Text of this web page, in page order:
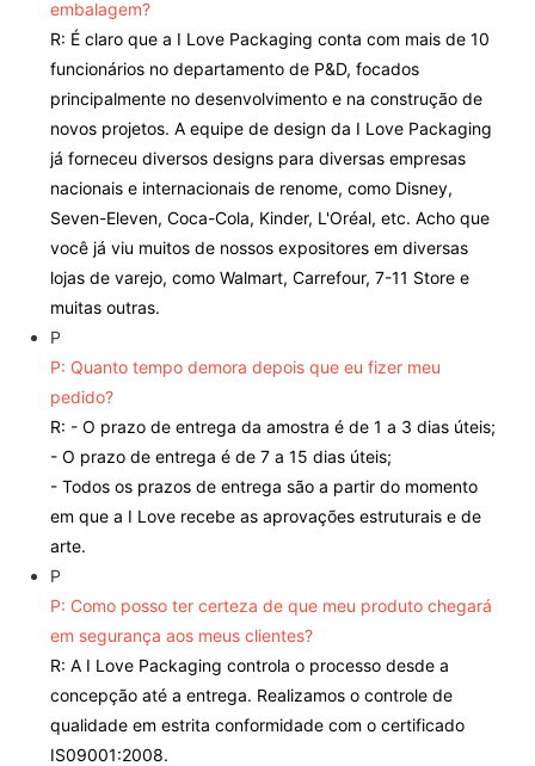
embalagem?
R: É claro que a I Love Packaging conta com mais de 10
funcionários no departamento de P&D, focados
principalmente no desenvolvimento e na construção de
novos projetos. A equipe de design da I Love Packaging
já forneceu diversos designs para diversas empresas
nacionais e internacionais de renome, como Disney,
Seven-Eleven, Coca-Cola, Kinder, L'Oréal, etc. Acho que
você já viu muitos de nossos expositores em diversas
lojas de varejo, como Walmart, Carrefour, 7-11 Store e
muitas outras.
P
P: Quanto tempo demora depois que eu fizer meu
pedido?
R: - O prazo de entrega da amostra é de 1 a 3 dias úteis;
- O prazo de entrega é de 7 a 15 dias úteis;
- Todos os prazos de entrega são a partir do momento
em que a I Love recebe as aprovações estruturais e de
arte.
P
P: Como posso ter certeza de que meu produto chegará
em segurança aos meus clientes?
R: A I Love Packaging controla o processo desde a
concepção até a entrega. Realizamos o controle de
qualidade em estrita conformidade com o certificado
IS09001:2008.